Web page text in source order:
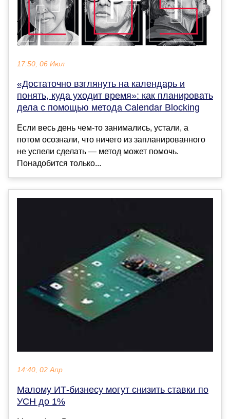
17:50, 06 Июл
«Достаточно взглянуть на календарь и
понять, куда уходит время»: как планировать
дела с помощью метода Calendar Blocking
Если весь день чем-то занимались, устали, а
потом осознали, что ничего из запланированного
не успели сделать — метод может помочь.
Понадобится только...
14:40, 02 Апр
Малому ИТ-бизнесу могут снизить ставки по
УСН до 1%